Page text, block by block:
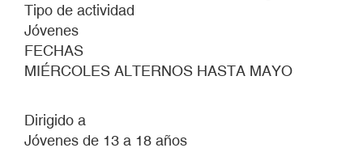
Tipo de actividad
Jóvenes
FECHAS
MIÉRCOLES ALTERNOS HASTA MAYO
Dirigido a
Jóvenes de 13 a 18 años